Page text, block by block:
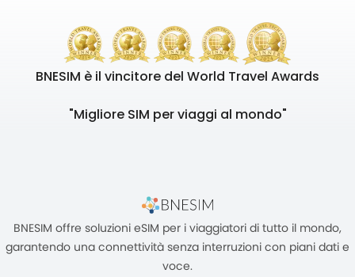
BNESIM è il vincitore del World Travel Awards
"Migliore SIM per viaggi al mondo"
BNESIM offre soluzioni eSIM per i viaggiatori di tutto il mondo,
garantendo una connettività senza interruzioni con piani dati e
voce.